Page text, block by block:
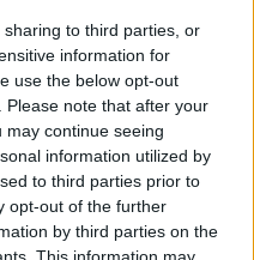
to third parties, or
information for
use the below opt-out
note that after your
continue seeing
information utilized by
to third parties prior to
opt-out of the further
by third parties on the